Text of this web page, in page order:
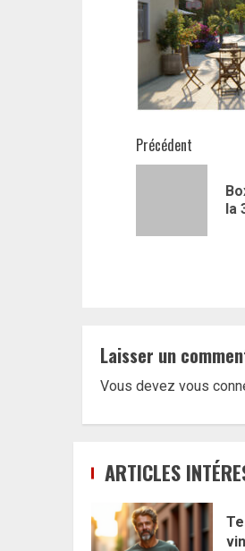
Navigation
Précédent
la
Laisser un
Vous devez vous
ARTICLES